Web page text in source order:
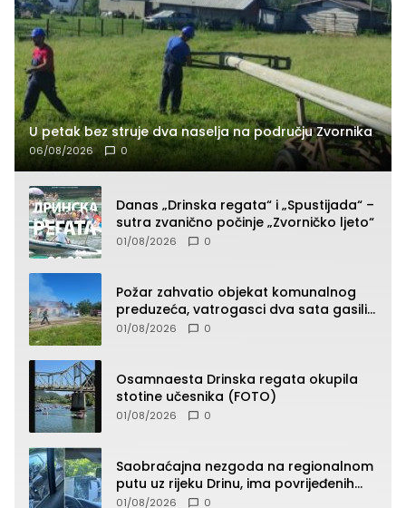
U petak bez struje dva naselja na području Zvornika
06/08/2026 0
Danas „Drinska regata“ i „Spustijada“ –
sutra zvanično počinje „Zvorničko ljeto“
01/08/2026 0
Požar zahvatio objekat komunalnog
preduzeća, vatrogasci dva sata gasili
vatru (FOTO)
01/08/2026 0
Osamnaesta Drinska regata okupila
stotine učesnika (FOTO)
01/08/2026 0
Saobraćajna nezgoda na regionalnom
putu uz rijeku Drinu, ima povrijeđenih
lica (FOTO)
01/08/2026 0